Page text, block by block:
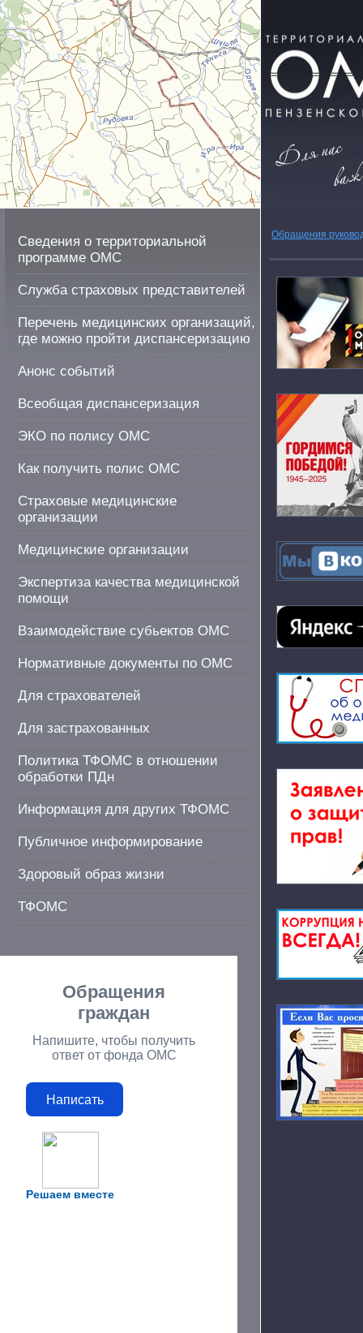
Сведения о территориальной
программе ОМС
Служба страховых представителей
Перечень медицинских организаций,
где можно пройти диспансеризацию
Анонс событий
Всеобщая диспансеризация
ЭКО по полису ОМС
Как получить полис ОМС
Страховые медицинские
организации
Медицинские организации
Экспертиза качества медицинской
помощи
Взаимодействие субьектов ОМС
Нормативные документы по ОМС
Для страхователей
Для застрахованных
Политика ТФОМС в отношении
обработки ПДн
Информация для других ТФОМС
Публичное информирование
Здоровый образ жизни
ТФОМС
Решаем вместе
Обращения
граждан
Напишите, чтобы получить
ответ от фонда ОМС
Написать
Обращения